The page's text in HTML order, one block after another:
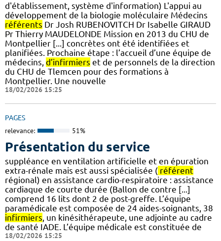
d'établissement, système d'information) L'appui au
développement de la biologie moléculaire Médecins
référents Dr Josh RUBENOVITCH Dr Isabelle GIRAUD
Pr Thierry MAUDELONDE Mission en 2013 du CHU de
Montpellier [...] concrètes ont été identifiées et
planifiées. Prochaine étape : l’accueil d’une équipe de
médecins, d’infirmiers et de personnels de la direction
du CHU de Tlemcen pour des formations à
Montpellier. Une nouvelle
18/02/2026 15:25
PAGES
relevance: 51%
Présentation du service
suppléance en ventilation artificielle et en épuration
extra-rénale mais est aussi spécialisée ( référent
régional) en assistance cardio-respiratoire : assistance
cardiaque de courte durée (Ballon de contre [...]
comprend 16 lits dont 2 de post-greffe. L’équipe
paramédicale est composée de 24 aides-soignants, 38
infirmiers, un kinésithérapeute, une adjointe au cadre
de santé IADE. L’équipe médicale est constituée de
18/02/2026 15:25